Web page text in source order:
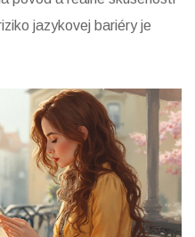
jazykovej bariéry je